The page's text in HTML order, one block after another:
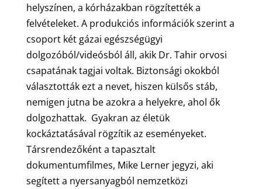
helyszínen, a kórházakban rögzítették a
felvételeket. A produkciós információk szerint a
csoport két gázai egészségügyi
dolgozóból/videósból áll, akik Dr. Tahir orvosi
csapatának tagjai voltak. Biztonsági okokból
választották ezt a nevet, hiszen külsős stáb,
nemigen jutna be azokra a helyekre, ahol ők
dolgozhattak. Gyakran az életük
kockáztatásával rögzítik az eseményeket.
Társrendezőként a tapasztalt
dokumentumfilmes, Mike Lerner jegyzi, aki
segített a nyersanyagból nemzetközi